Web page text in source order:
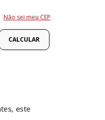
Não sei meu CEP
este